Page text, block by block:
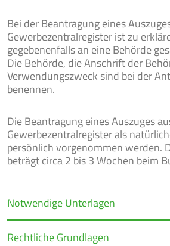
Bei der Beantragung eines
Gewerbezentralregister ist zu
gegebenenfalls an eine Behörde
Die Behörde, die Anschrift der
Verwendungszweck sind bei der
benennen.
Die Beantragung eines Auszuges
Gewerbezentralregister als
persönlich vorgenommen werden.
beträgt circa 2 bis 3 Wochen beim
Notwendige Unterlagen
Rechtliche Grundlagen